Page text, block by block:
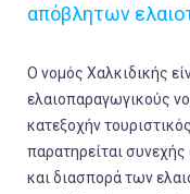
απόβλητων
Ο νομός Χαλκιδικής
ελαιοπαραγωγικούς
κατεξοχήν
παρατηρείται
και διασπορά των